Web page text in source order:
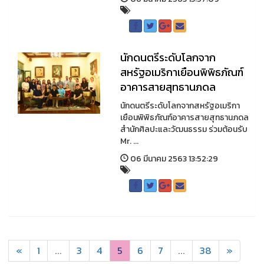
นักดนตรีระดับโลกจาก
สหรัฐอเมริกาเยือนพิพิธภัณฑ์
อาคารสายสุทธานภดล
นักดนตรีระดับโลกจากสหรัฐอเมริกา
เยือนพิพิธภัณฑ์อาคารสายสุทธานภดล
สำนักศิลปะและวัฒนธรรม ร่วมต้อนรับ
Mr. ...
06 มีนาคม 2563 13:52:29
« 1 ... 3 4 5 6 7 ... 38 »